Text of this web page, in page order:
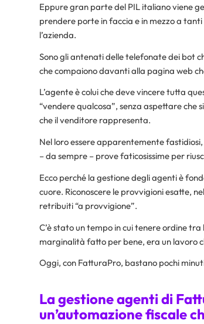
Eppure gran parte del PIL italiano viene
prendere porte in faccia e in mezzo a
l’azienda.
Sono gli antenati delle telefonate dei bot
che compaiono davanti alla pagina web
L’agente è colui che deve vincere tutta
“vendere qualcosa”, senza aspettare che
che il venditore rappresenta.
Nel loro essere apparentemente
– da sempre – prove faticosissime per
Ecco perché la gestione degli agenti è
cuore. Riconoscere le provvigioni esatte,
retribuiti “a provvigione”.
C’è stato un tempo in cui tenere ordine
marginalità fatto per bene, era un lavoro
Oggi, con FatturaPro, bastano pochi
La gestione agenti di
un’automazione fiscale